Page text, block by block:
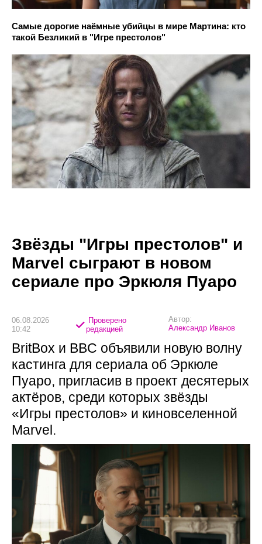
Самые дорогие наёмные убийцы в мире Мартина: кто
такой Безликий в "Игре престолов"
Звёзды "Игры престолов" и
Marvel сыграют в новом
сериале про Эркюля Пуаро
06.08.2026
10:42
Проверено
редакцией
Автор:
Александр Иванов
BritBox и BBC объявили новую волну
кастинга для сериала об Эркюле
Пуаро, пригласив в проект десятерых
актёров, среди которых звёзды
«Игры престолов» и киновселенной
Marvel.